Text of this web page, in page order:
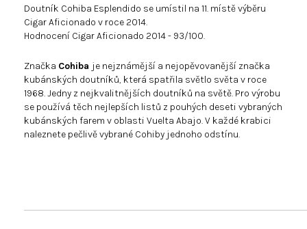
Doutník Cohiba Esplendido se umístil na 11. místě výběru
Cigar Aficionado v roce 2014.
Hodnocení Cigar Aficionado 2014 - 93/100.
Značka Cohiba je nejznámější a nejopěvovanější značka
kubánských doutníků, která spatřila světlo světa v roce
1968. Jedny z nejkvalitnějších doutníků na světě. Pro výrobu
se používá těch nejlepších listů z pouhých deseti vybraných
kubánských farem v oblasti Vuelta Abajo. V každé krabici
naleznete pečlivě vybrané Cohiby jednoho odstínu.